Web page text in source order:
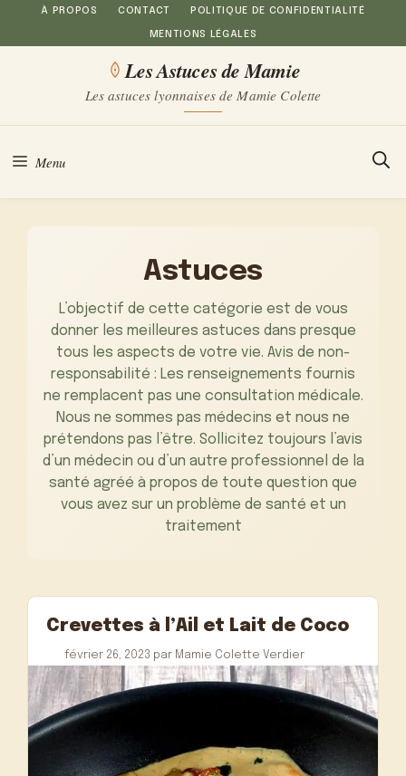
Aller
au
À PROPOS CONTACT POLITIQUE DE CONFIDENTIALITÉ
MENTIONS LÉGALES
Les Astuces de Mamie
Les astuces lyonnaises de Mamie Colette
Menu
Astuces
L’objectif de cette catégorie est de vous
donner les meilleures astuces dans presque
tous les aspects de votre vie. Avis de non-
responsabilité : Les renseignements fournis
ne remplacent pas une consultation médicale.
Nous ne sommes pas médecins et nous ne
prétendons pas l’être. Sollicitez toujours l’avis
d’un médecin ou d’un autre professionnel de la
santé agréé à propos de toute question que
vous avez sur un problème de santé et un
traitement
Crevettes à l’Ail et Lait de Coco
février 26, 2023 par Mamie Colette Verdier